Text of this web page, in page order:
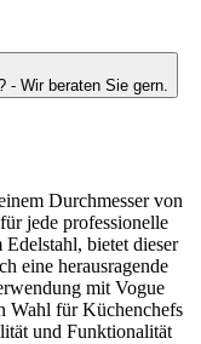
- Wir beraten Sie gern.
Durchmesser von
jede professionelle
bietet dieser
eine herausragende
mit Vogue
Wahl für Küchenchefs
und Funktionalität